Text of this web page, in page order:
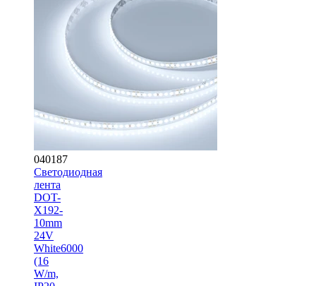
040187
Светодиодная
лента
DOT-
X192-
10mm
24V
White6000
(16
W/m,